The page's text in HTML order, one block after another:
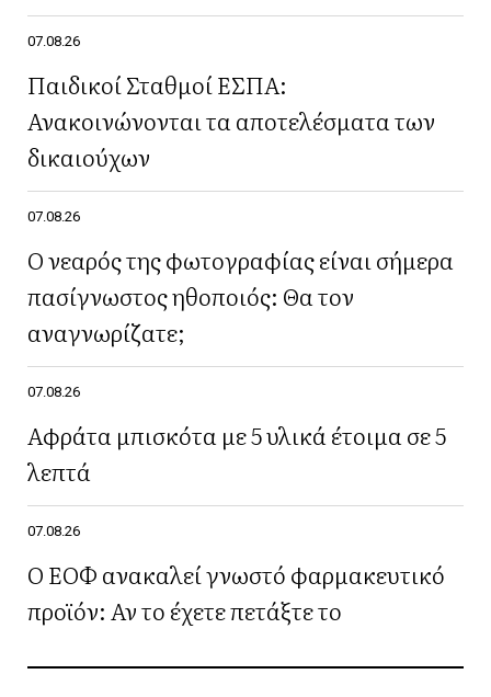
07.08.26
Παιδικοί Σταθμοί ΕΣΠΑ:
Ανακοινώνονται τα αποτελέσματα των
δικαιούχων
07.08.26
Ο νεαρός της φωτογραφίας είναι σήμερα
πασίγνωστος ηθοποιός: Θα τον
αναγνωρίζατε;
07.08.26
Αφράτα μπισκότα με 5 υλικά έτοιμα σε 5
λεπτά
07.08.26
Ο ΕΟΦ ανακαλεί γνωστό φαρμακευτικό
προϊόν: Αν το έχετε πετάξτε το